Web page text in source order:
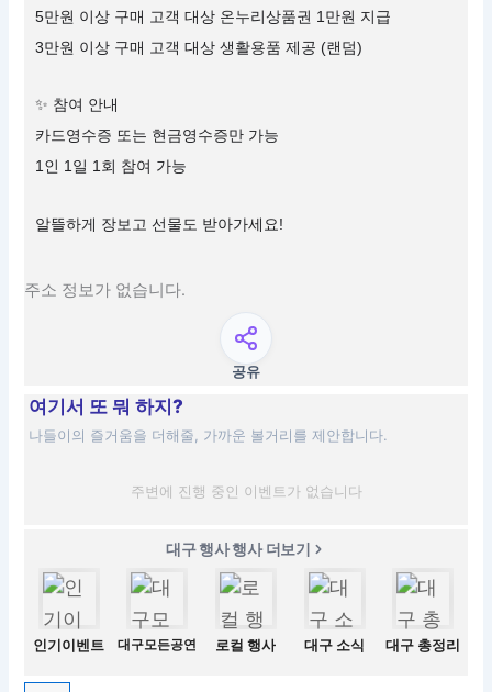
5만원 이상 구매 고객 대상 온누리상품권 1만원 지급
3만원 이상 구매 고객 대상 생활용품 제공 (랜덤)
✨ 참여 안내
카드영수증 또는 현금영수증만 가능
1인 1일 1회 참여 가능
알뜰하게 장보고 선물도 받아가세요!
주소 정보가 없습니다.
공유
여기서 또 뭐 하지?
나들이의 즐거움을 더해줄, 가까운 볼거리를 제안합니다.
주변에 진행 중인 이벤트가 없습니다
대구 행사 행사 더보기
인기이벤트 대구모든공연 로컬 행사 대구 소식 대구 총정리